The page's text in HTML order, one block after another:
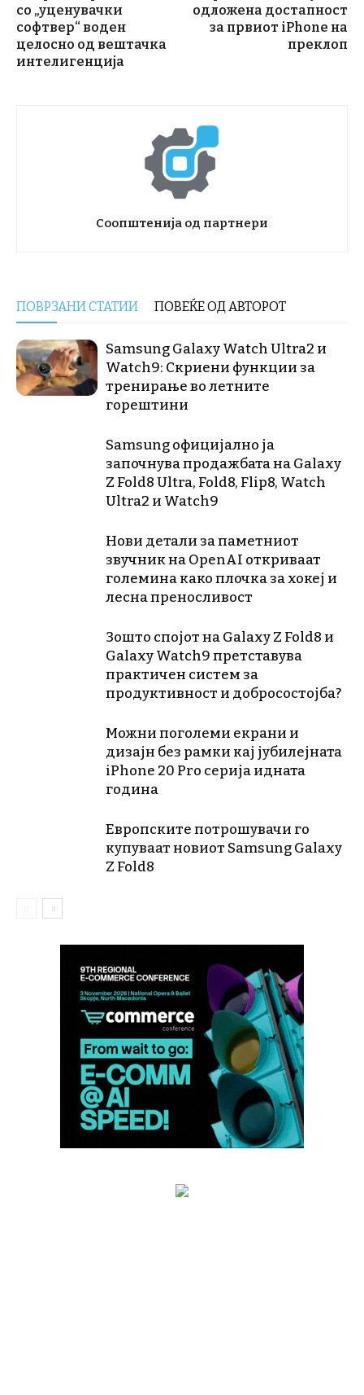
со „уценувачки
софтвер“ воден
целосно од вештачка
интелигенција
одложена достапност
за првиот iPhone на
преклоп
Соопштенија од партнери
ПОВРЗАНИ СТАТИИ ПОВЕЌЕ ОД АВТОРОТ
Samsung Galaxy Watch Ultra2 и
Watch9: Скриени функции за
тренирање во летните
горештини
Samsung официјално ја
започнува продажбата на Galaxy
Z Fold8 Ultra, Fold8, Flip8, Watch
Ultra2 и Watch9
Нови детали за паметниот
звучник на OpenAI откриваат
големина како плочка за хокеј и
лесна преносливост
Зошто спојот на Galaxy Z Fold8 и
Galaxy Watch9 претставува
практичен систем за
продуктивност и добросостојба?
Можни поголеми екрани и
дизајн без рамки кај јубилејната
iPhone 20 Pro серија идната
година
Европските потрошувачи го
купуваат новиот Samsung Galaxy
Z Fold8